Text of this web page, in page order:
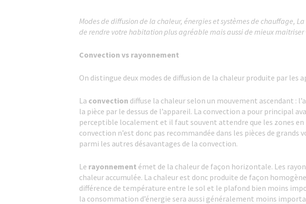
Modes de diffusion de la chaleur, énergies et systèmes de chauffage,
de rendre votre habitation plus agréable mais aussi de mieux maitriser
Convection vs rayonnement
On distingue deux modes de diffusion de la chaleur produite par les
La convection diffuse la chaleur selon un mouvement ascendant :
la pièce par le dessus de l’appareil. La convection a pour principal
perceptible localement et il faut souvent attendre que les zones
convection n’est donc pas recommandée dans les pièces de
parmi les autres désavantages de la convection.
Le rayonnement émet de la chaleur de façon horizontale. Les
chaleur accumulée. La chaleur est donc produite de façon
différence de température entre le sol et le plafond bien moins
la consommation d’énergie sera aussi généralement moins